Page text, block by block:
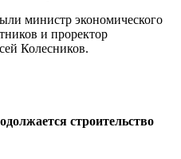
министр экономического
и проректор
Колесников.
строительство